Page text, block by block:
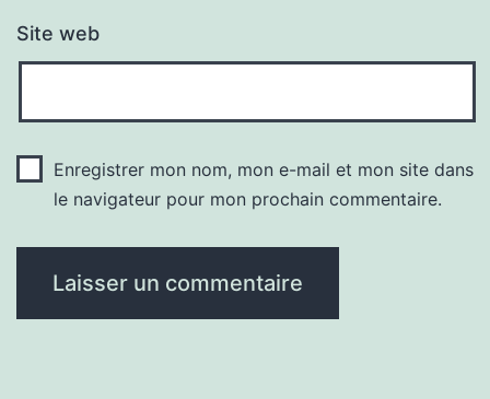
Site web
Enregistrer mon nom, mon e-mail et mon site dans
le navigateur pour mon prochain commentaire.